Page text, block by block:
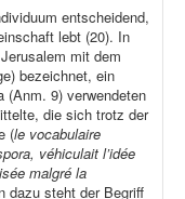
entscheidend,
lebt (20). In
mit dem
bezeichnet, ein
(Anm. 9) verwendeten
die sich trotz der
(le vocabulaire
véhiculait l’idée
malgré la
dazu steht der Begriff